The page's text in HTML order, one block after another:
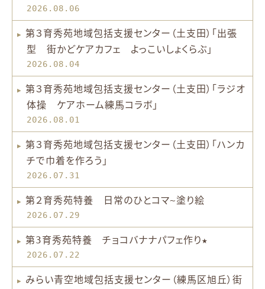
2026.08.06
第３育秀苑地域包括支援センター（土支田）「出張
型 街かどケアカフェ よっこいしょくらぶ」
2026.08.04
第３育秀苑地域包括支援センター（土支田）「ラジオ
体操 ケアホーム練馬コラボ」
2026.08.01
第３育秀苑地域包括支援センター（土支田）「ハンカ
チで巾着を作ろう」
2026.07.31
第２育秀苑特養 日常のひとコマ~塗り絵
2026.07.29
第3育秀苑特養 チョコバナナパフェ作り★
2026.07.22
みらい青空地域包括支援センター（練馬区旭丘）街